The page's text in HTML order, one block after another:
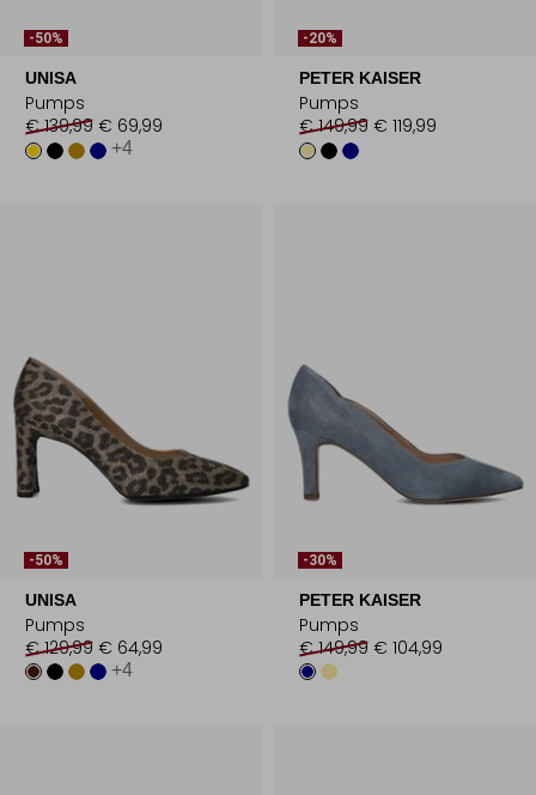
-50%
UNISA
Pumps
€ 139,99 € 69,99
+4
-20%
PETER KAISER
Pumps
€ 149,99 € 119,99
-50%
UNISA
Pumps
€ 129,99 € 64,99
+4
-30%
PETER KAISER
Pumps
€ 149,99 € 104,99